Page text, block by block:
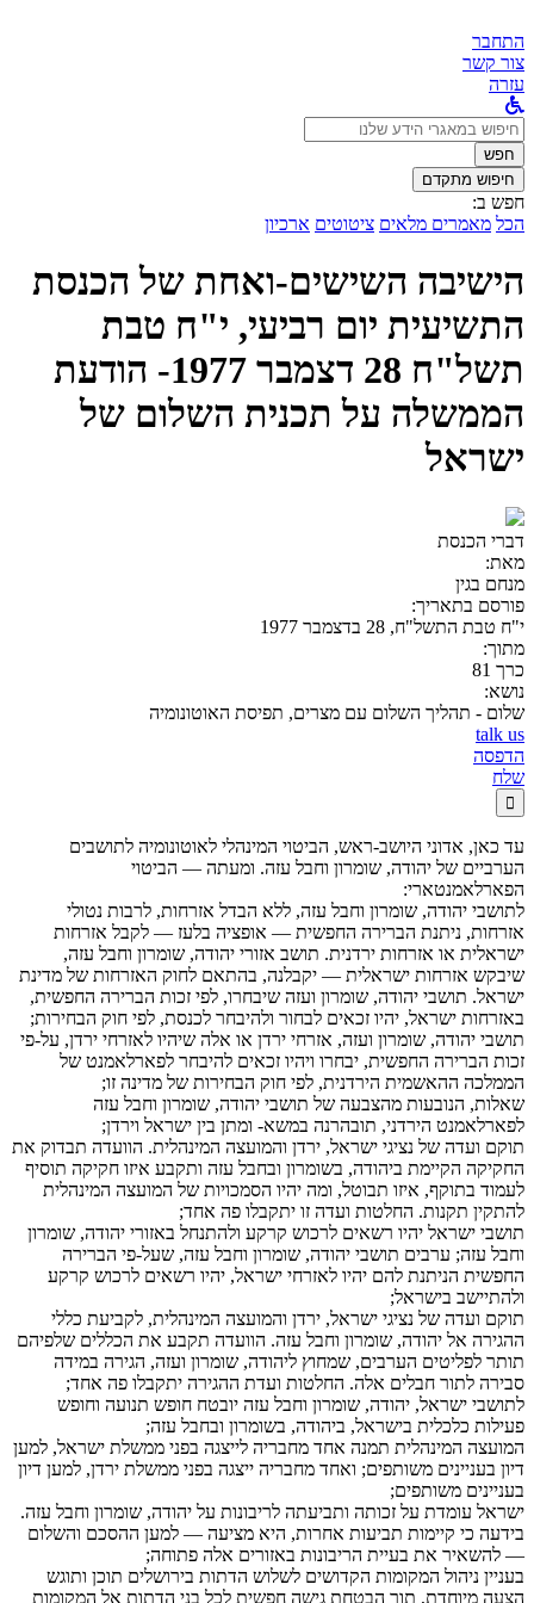
התחבר
צור קשר
עזרה
לחפש
ב:חפש
חיפוש מתקדם
חפש ב:
הכל מאמרים מלאים ציטוטים ארכיון
הישיבה השישים-ואחת של הכנסת
התשיעית יום רביעי, י"ח טבת
תשל"ח 28 דצמבר 1977- הודעת
הממשלה על תכנית השלום של
ישראל
דברי הכנסת
מאת:
מנחם בגין
פורסם בתאריך:
י"ח טבת התשל"ח, 28 בדצמבר 1977
מתוך:
כרך 81
נושא:
שלום - תהליך השלום עם מצרים, תפיסת האוטונומיה
talk us
הדפסה
שלח

עד כאן, אדוני היושב-ראש, הביטוי המינהלי לאוטונומיה לתושבים
הערביים של יהודה, שומרון וחבל עזה. ומעתה — הביטוי
הפארלאמנטארי:
לתושבי יהודה, שומרון וחבל עזה, ללא הבדל אזרחות, לרבות נטולי
אזרחות, ניתנת הברירה החפשית — אופציה בלעז — לקבל אזרחות
ישראלית או אזרחות ירדנית. תושב אזורי יהודה, שומרון וחבל עזה,
שיבקש אזרחות ישראלית — יקבלנה, בהתאם לחוק האזרחות של מדינת
ישראל. תושבי יהודה, שומרון ועזה שיבחרו, לפי זכות הברירה החפשית,
באזרחות ישראל, יהיו זכאים לבחור ולהיבחר לכנסת, לפי חוק הבחירות;
תושבי יהודה, שומרון ועזה, אזרחי ירדן או אלה שיהיו לאזרחי ירדן, על-פי
זכות הברירה החפשית, יבחרו ויהיו זכאים להיבחר לפארלאמנט של
הממלכה ההאשמית הירדנית, לפי חוק הבחירות של מדינה זו;
שאלות, הנובעות מהצבעה של תושבי יהודה, שומרון וחבל עזה
לפארלאמנט הירדני, תובהרנה במשא- ומתן בין ישראל וירדן;
תוקם ועדה של נציגי ישראל, ירדן והמועצה המינהלית. הוועדה תבדוק את
החקיקה הקיימת ביהודה, בשומרון ובחבל עזה ותקבע איזו חקיקה תוסיף
לעמוד בתוקף, איזו תבוטל, ומה יהיו הסמכויות של המועצה המינהלית
להתקין תקנות. החלטות ועדה זו יתקבלו פה אחד;
תושבי ישראל יהיו רשאים לרכוש קרקע ולהתנחל באזורי יהודה, שומרון
וחבל עזה; ערבים תושבי יהודה, שומרון וחבל עזה, שעל-פי הברירה
החפשית הניתנת להם יהיו לאזרחי ישראל, יהיו רשאים לרכוש קרקע
ולהתיישב בישראל;
תוקם ועדה של נציגי ישראל, ירדן והמועצה המינהלית, לקביעת כללי
ההגירה אל יהודה, שומרון וחבל עזה. הוועדה תקבע את הכללים שלפיהם
תותר לפליטים הערבים, שמחוץ ליהודה, שומרון ועזה, הגירה במידה
סבירה לתור חבלים אלה. החלטות ועדת ההגירה יתקבלו פה אחד;
לתושבי ישראל, יהודה, שומרון וחבל עזה יובטח חופש תנועה וחופש
פעילות כלכלית בישראל, ביהודה, בשומרון ובחבל עזה;
המועצה המינהלית תמנה אחד מחבריה לייצגה בפני ממשלת ישראל, למען
דיון בעניינים משותפים; ואחד מחבריה ייצגה בפני ממשלת ירדן, למען דיון
בעניינים משותפים;
ישראל עומדת על זכותה ותביעתה לריבונות על יהודה, שומרון וחבל עזה.
בידעה כי קיימות תביעות אחרות, היא מציעה — למען ההסכם והשלום
— להשאיר את בעיית הריבונות באזורים אלה פתוחה;
בעניין ניהול המקומות הקדושים לשלוש הדתות בירושלים תוכן ותוגש
הצעה מיוחדת, תוך הבטחת גישה חפשית לכל בני הדתות אל המקומות